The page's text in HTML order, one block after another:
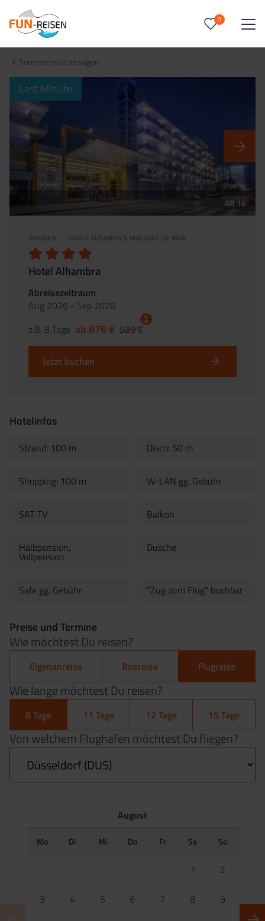
0
0Reise/n auf deiner Merkliste
Keine Reisen auf der Merkliste
Sommerreise anzeigen
Last Minute
AB 16
SPANIEN SANTA SUSANNA & MALGRAT DE MAR
Hotel Alhambra
Abreisezeitraum
Aug 2026 - Sep 2026
z.B. 8 Tage ab 876 € 935 €
%
Jetzt buchen
Hotelinfos
Strand: 100 m Disco: 50 m
Shopping: 100 m W-LAN gg. Gebühr
SAT-TV Balkon
Halbpension,
Vollpension
Dusche
Safe gg. Gebühr "Zug zum Flug" buchbar
Preise und Termine
Wie möchtest Du reisen?
Eigenanreise Busreise Flugreise
Wie lange möchtest Du reisen?
8 Tage 11 Tage 12 Tage 15 Tage
Von welchem Flughafen möchtest Du fliegen?
August
Mo Di Mi Do Fr Sa So
1 2
3 4 5 6 7 8 9